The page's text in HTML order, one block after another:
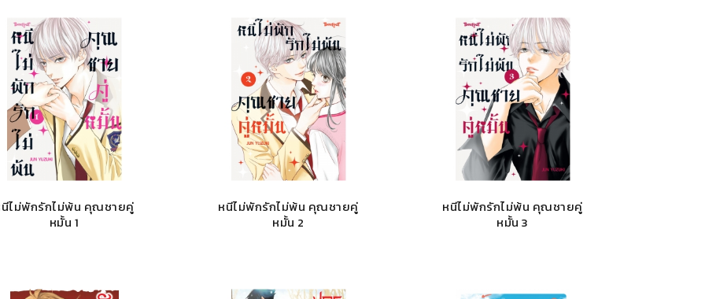
ไม่พักรักไม่พ้น คุณชายคู่
หมั้น 1
หนีไม่พักรักไม่พ้น คุณชายคู่
หมั้น 2
หนีไม่พักรักไม่พ้น คุณชายคู่
หมั้น 3